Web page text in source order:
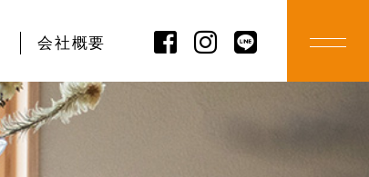
会社概要